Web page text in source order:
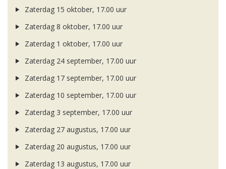
Zaterdag 15 oktober, 17.00 uur
Zaterdag 8 oktober, 17.00 uur
Zaterdag 1 oktober, 17.00 uur
Zaterdag 24 september, 17.00 uur
Zaterdag 17 september, 17.00 uur
Zaterdag 10 september, 17.00 uur
Zaterdag 3 september, 17.00 uur
Zaterdag 27 augustus, 17.00 uur
Zaterdag 20 augustus, 17.00 uur
Zaterdag 13 augustus, 17.00 uur